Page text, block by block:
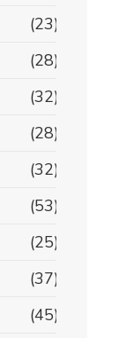
(23)
(28)
(32)
(28)
(32)
(53)
(25)
(37)
(45)